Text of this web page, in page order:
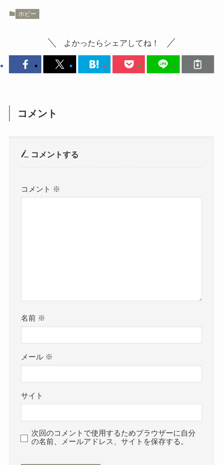
ホビー
よかったらシェアしてね！
コメント
コメントする
コメント ※
名前 ※
メール ※
サイト
次回のコメントで使用するためブラウザーに自分
の名前、メールアドレス、サイトを保存する。